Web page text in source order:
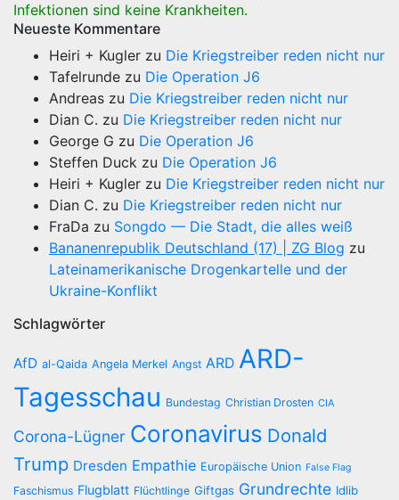
Infektionen sind keine Krankheiten.
Neueste Kommentare
Heiri + Kugler zu Die Kriegstreiber reden nicht nur
Tafelrunde zu Die Operation J6
Andreas zu Die Kriegstreiber reden nicht nur
Dian C. zu Die Kriegstreiber reden nicht nur
George G zu Die Operation J6
Steffen Duck zu Die Operation J6
Heiri + Kugler zu Die Kriegstreiber reden nicht nur
Dian C. zu Die Kriegstreiber reden nicht nur
FraDa zu Songdo — Die Stadt, die alles weiß
Bananenrepublik Deutschland (17) | ZG Blog zu
Lateinamerikanische Drogenkartelle und der
Ukraine-Konflikt
Schlagwörter
AfD al-Qaida Angela Merkel Angst ARD ARD-
Tagesschau Bundestag Christian Drosten CIA
Corona-Lügner Coronavirus Donald
Trump Dresden Empathie Europäische Union False Flag
Faschismus Flugblatt Flüchtlinge Giftgas Grundrechte Idlib